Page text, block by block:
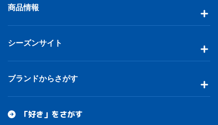
商品情報
シーズンサイト
ブランドからさがす
「好き」をさがす